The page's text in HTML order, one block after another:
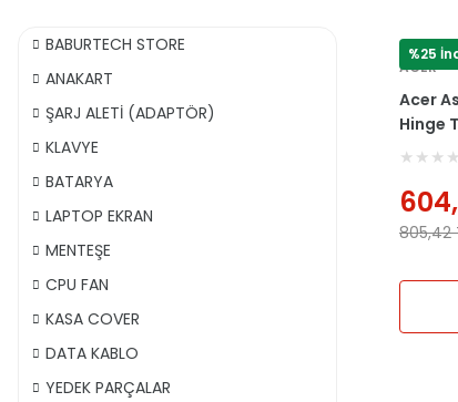
BABURTECH STORE
ANAKART
ŞARJ ALETİ (ADAPTÖR)
KLAVYE
BATARYA
LAPTOP EKRAN
MENTEŞE
CPU FAN
KASA COVER
DATA KABLO
YEDEK PARÇALAR
%25
ACER
Acer
Hinge
805,42